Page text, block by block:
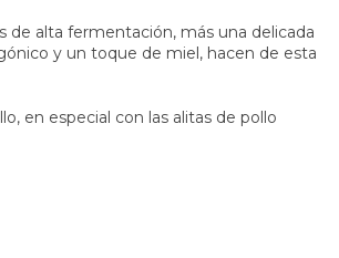
de alta fermentación, más una delicada
y un toque de miel, hacen de esta
en especial con las alitas de pollo